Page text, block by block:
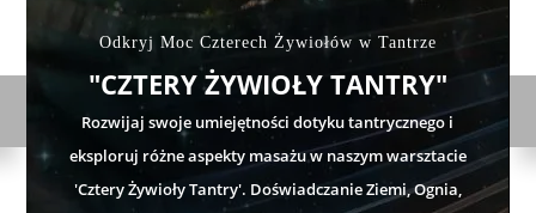
w
Odkryj Moc Czterech Żywiołów w Tantrze
"CZTERY ŻYWIOŁY TANTRY"
Rozwijaj swoje umiejętności dotyku tantrycznego i
eksploruj różne aspekty masażu w naszym warsztacie
'Cztery Żywioły Tantry'. Doświadczanie Ziemi, Ognia,